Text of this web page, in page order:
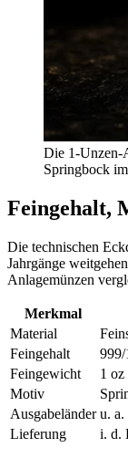
Die 1-Unzen-
Springbock
Feingehalt,
Die technischen
Jahrgänge
Anlagemünzen
Merkmal
Material
Feingehalt
Feingewicht
1
Motiv
Ausgabeländer u.
Lieferung
i. d.